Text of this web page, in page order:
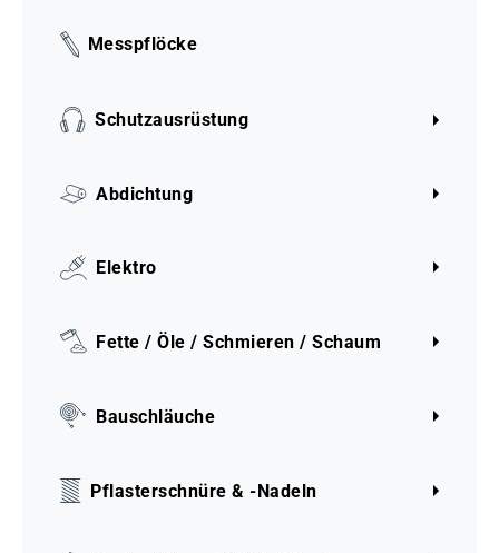
Messpflöcke
Schutzausrüstung
Abdichtung
Elektro
Fette / Öle / Schmieren / Schaum
Bauschläuche
Pflasterschnüre & -Nadeln